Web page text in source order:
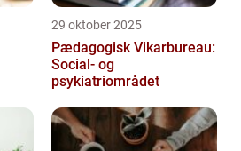
29 oktober 2025
Pædagogisk Vikarbureau:
Social- og
psykiatriområdet